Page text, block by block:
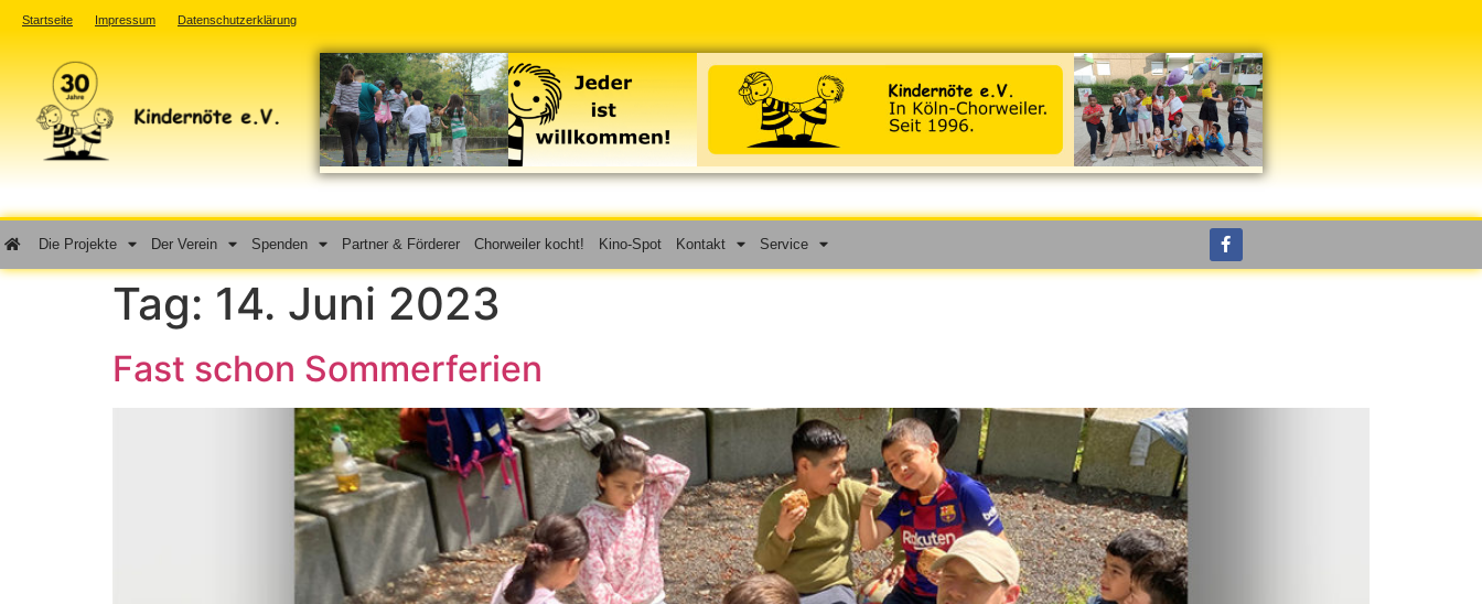
Startseite Impressum Datenschutzerklärung
Die Projekte Der Verein Spenden Partner & Förderer Chorweiler kocht! Kino-Spot Kontakt Service
Tag: 14. Juni 2023
Fast schon Sommerferien